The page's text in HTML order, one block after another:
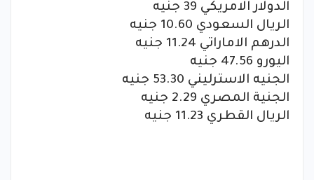
الدولار الامريكي 39 جنيه
الريال السعودي 10.60 جنيه
الدرهم الاماراتي 11.24 جنيه
اليورو 47.56 جنيه
الجنيه الاسترليني 53.30 جنيه
الجنية المصري 2.29 جنيه
الريال القطري 11.23 جنيه